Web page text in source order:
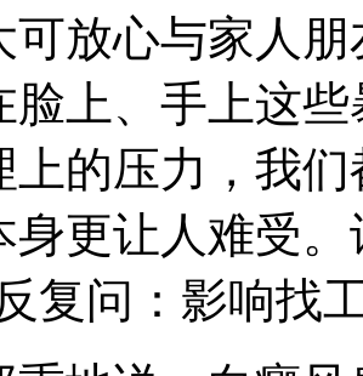
可放心与家人
脸上、手上这
上的压力，我
身更让人难受
复问：影响找